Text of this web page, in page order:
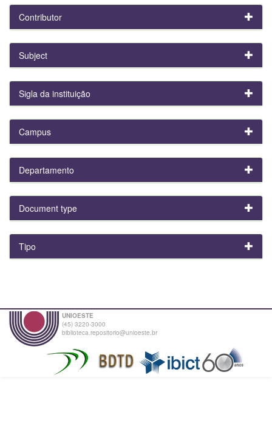
Contributor
Subject
Sigla da instituição
Campus
Departamento
Document type
Tipo
UNIOESTE
(45) 3220-3000
biblioteca.repositorio@unioeste.br